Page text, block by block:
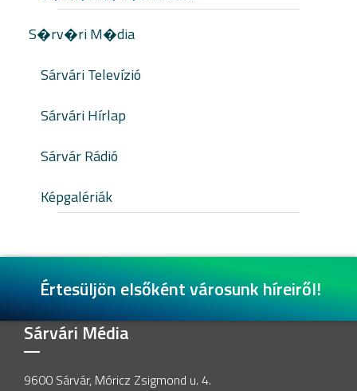
S�rv�ri M�dia
Sárvári Televízió
Sárvári Hírlap
Sárvár Rádió
Képgalériák
Értesüljön elsőként városunk híreiről!
Sárvári Média
9600 Sárvár, Móricz Zsigmond u. 4.